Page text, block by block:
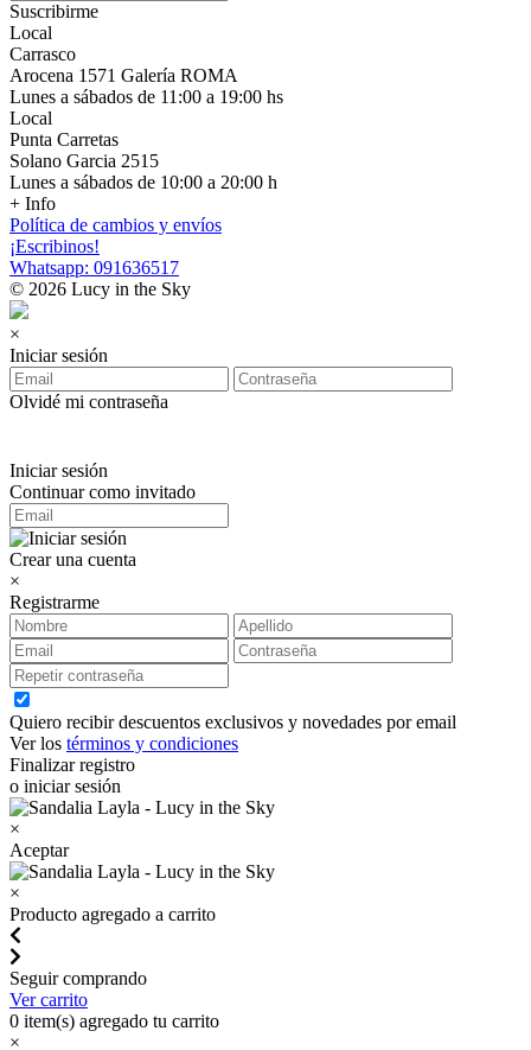
Suscribirme
Local
Carrasco
Arocena 1571 Galería ROMA
Lunes a sábados de 11:00 a 19:00 hs
Local
Punta Carretas
Solano Garcia 2515
Lunes a sábados de 10:00 a 20:00 h
+ Info
Política de cambios y envíos
¡Escribinos!
Whatsapp: 091636517
© 2026 Lucy in the Sky
×
Iniciar sesión
Olvidé mi contraseña
Iniciar sesión
Continuar como invitado
Crear una cuenta
×
Registrarme
Quiero recibir descuentos exclusivos y novedades por email
Ver los términos y condiciones
Finalizar registro
o iniciar sesión
×
Aceptar
×
Producto agregado a carrito
Seguir comprando
Ver carrito
0 item(s) agregado tu carrito
×